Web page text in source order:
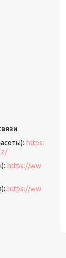
https:
https://ww
https://ww